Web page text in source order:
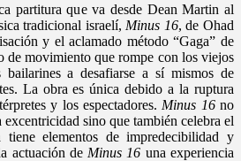
partitura que va desde Dean Martin al
tradicional israelí, Minus 16, de Ohad
y el aclamado método “Gaga” de
de movimiento que rompe con los viejos
a desafiarse a sí mismos de
La obra es única debido a la ruptura
y los espectadores. Minus 16no
excentricidad sino que también celebra el
elementos de impredecibilidad y
actuación de Minus 16 una experiencia